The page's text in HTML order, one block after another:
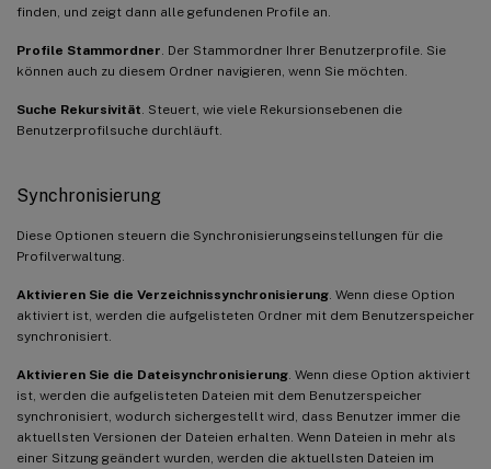
finden, und zeigt dann alle gefundenen Profile an.
Profile Stammordner . Der Stammordner Ihrer Benutzerprofile. Sie
können auch zu diesem Ordner navigieren, wenn Sie möchten.
Suche Rekursivität . Steuert, wie viele Rekursionsebenen die
Benutzerprofilsuche durchläuft.
Synchronisierung
Diese Optionen steuern die Synchronisierungseinstellungen für die
Profilverwaltung.
Aktivieren Sie die Verzeichnissynchronisierung . Wenn diese Option
aktiviert ist, werden die aufgelisteten Ordner mit dem Benutzerspeicher
synchronisiert.
Aktivieren Sie die Dateisynchronisierung . Wenn diese Option aktiviert
ist, werden die aufgelisteten Dateien mit dem Benutzerspeicher
synchronisiert, wodurch sichergestellt wird, dass Benutzer immer die
aktuellsten Versionen der Dateien erhalten. Wenn Dateien in mehr als
einer Sitzung geändert wurden, werden die aktuellsten Dateien im